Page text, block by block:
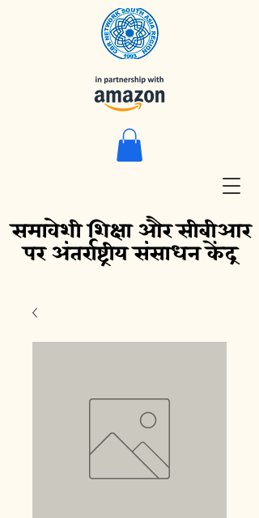
समावेशी शिक्षा और सीबीआर
पर अंतर्राष्ट्रीय संसाधन केंद्र